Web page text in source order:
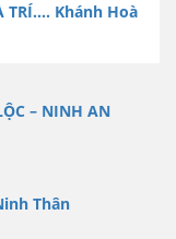
TRÍ…. Khánh Hoà
– NINH AN
Thân